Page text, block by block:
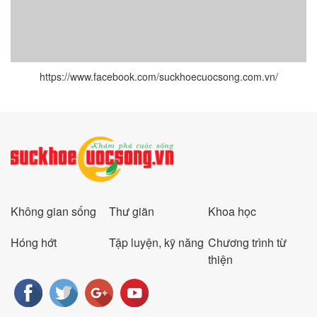
https://www.facebook.com/suckhoecuocsong.com.vn/
Không gian sống Thư giãn
Khoa học
Hóng hớt
Tập luyện, kỹ năng Chương trình từ
thiện